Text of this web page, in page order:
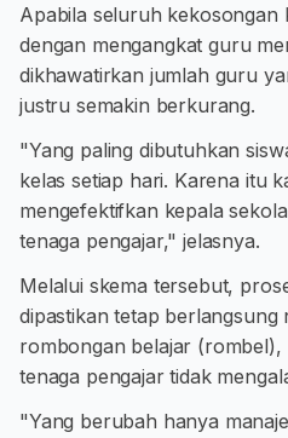
Apabila seluruh kekosongan
dengan mengangkat guru
dikhawatirkan jumlah guru
justru semakin berkurang.
"Yang paling dibutuhkan
kelas setiap hari. Karena itu
mengefektifkan kepala
tenaga pengajar," jelasnya.
Melalui skema tersebut,
dipastikan tetap berlangsung
rombongan belajar
tenaga pengajar tidak
"Yang berubah hanya